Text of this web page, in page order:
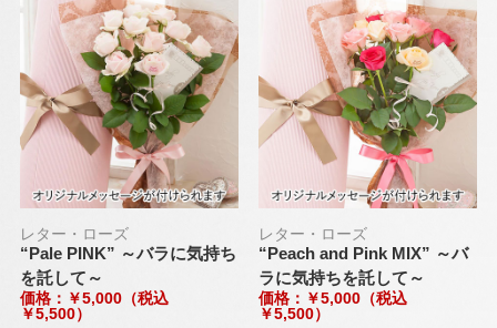
レター・ローズ
“Pale PINK” ～バラに気持ち
を託して～
価格：￥5,000（税込
￥5,500）
レター・ローズ
“Peach and Pink MIX” ～バ
ラに気持ちを託して～
価格：￥5,000（税込
￥5,500）